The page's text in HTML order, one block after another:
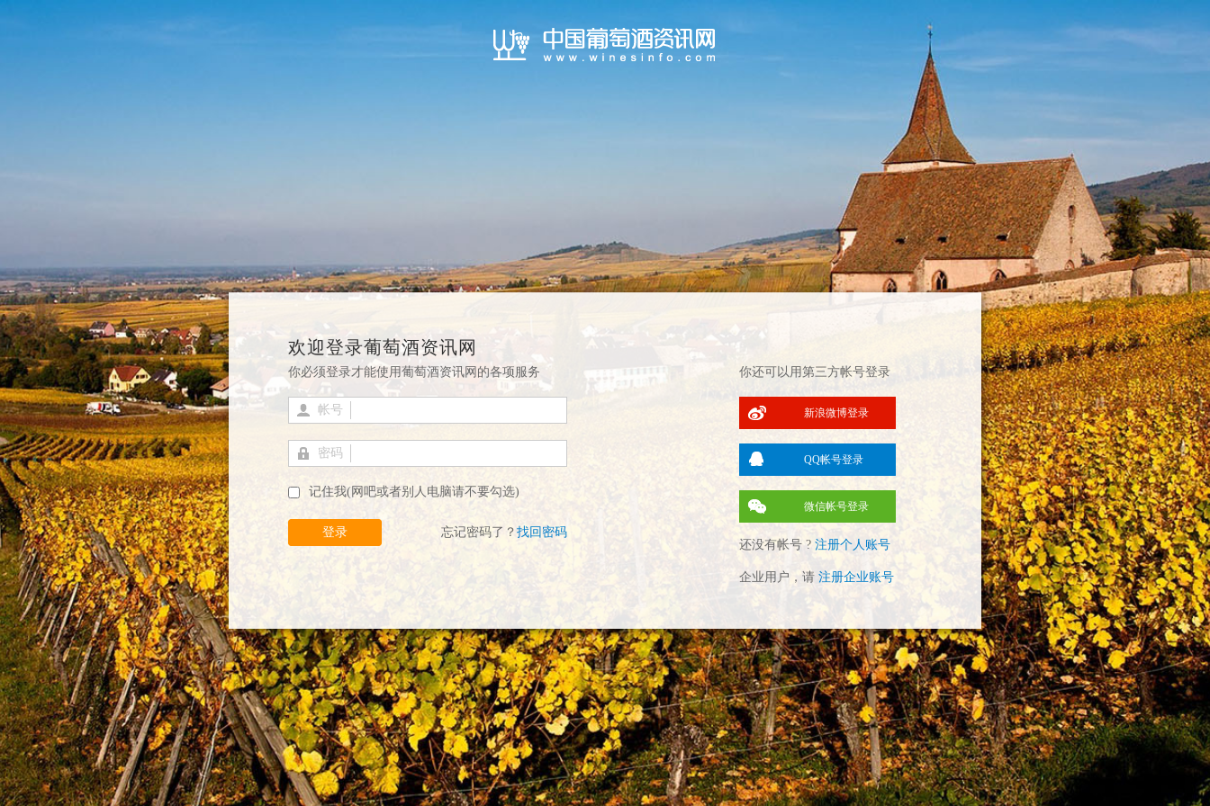
欢迎登录葡萄酒资讯网
你必须登录才能使用葡萄酒资讯网的各项服务
帐号
密码
记住我(网吧或者别人电脑请不要勾选)
登录 忘记密码了？ 找回密码
你还可以用第三方帐号登录
新浪微博登录
QQ帐号登录
微信帐号登录
还没有帐号 ? 注册个人账号
企业用户，请 注册企业账号